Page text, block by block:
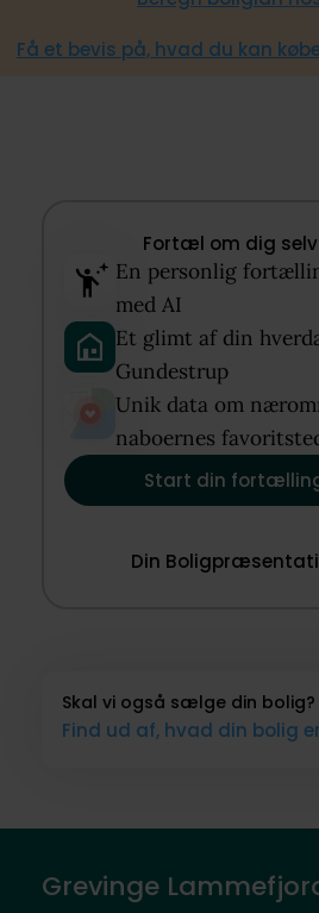
Få et bevis på, hvad du kan
Fortæl om dig
En personlig
med AI​
Et glimt af din
Gundestrup​
Unik data om
naboernes
Start din
Din
Skal vi også sælge din bolig?
Find ud af, hvad din bolig
Grevinge